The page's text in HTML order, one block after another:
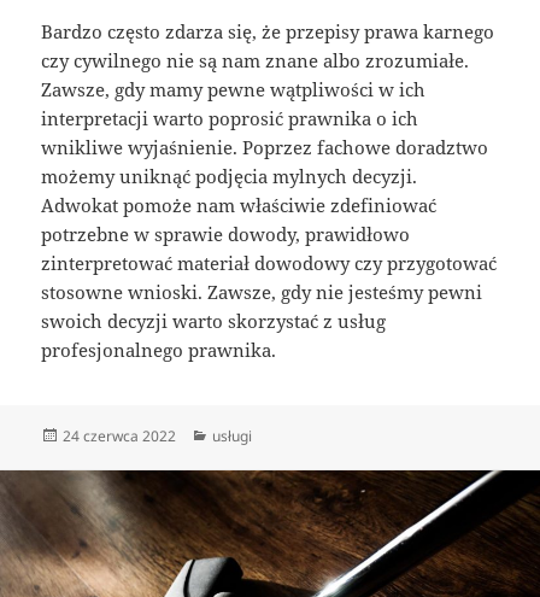
Bardzo często zdarza się, że przepisy prawa karnego
czy cywilnego nie są nam znane albo zrozumiałe.
Zawsze, gdy mamy pewne wątpliwości w ich
interpretacji warto poprosić prawnika o ich
wnikliwe wyjaśnienie. Poprzez fachowe doradztwo
możemy uniknąć podjęcia mylnych decyzji.
Adwokat pomoże nam właściwie zdefiniować
potrzebne w sprawie dowody, prawidłowo
zinterpretować materiał dowodowy czy przygotować
stosowne wnioski. Zawsze, gdy nie jesteśmy pewni
swoich decyzji warto skorzystać z usług
profesjonalnego prawnika.
Data
24 czerwca 2022 Kategorie
usługi